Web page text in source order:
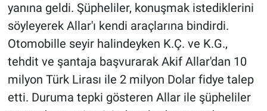
yanına geldi. Şüpheliler, konuşmak istediklerini
söyleyerek Allar'ı kendi araçlarına bindirdi.
Otomobille seyir halindeyken K.Ç. ve K.G.,
tehdit ve şantaja başvurarak Akif Allar'dan 10
milyon Türk Lirası ile 2 milyon Dolar fidye talep
etti. Duruma tepki gösteren Allar ile şüpheliler